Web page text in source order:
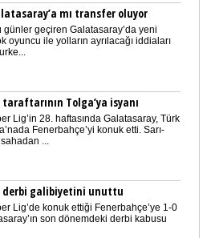
mı transfer oluyor
günler geçiren Galatasaray’da yeni
oyuncu ile yolların ayrılacağı iddiaları
Tolga’ya isyanı
Lig’in 28. haftasında Galatasaray, Türk
Fenerbahçe’yi konuk etti. Sarı-
sahadan ...
derbi galibiyetini unuttu
Lig’de konuk ettiği Fenerbahçe’ye 1-0
son dönemdeki derbi kabusu